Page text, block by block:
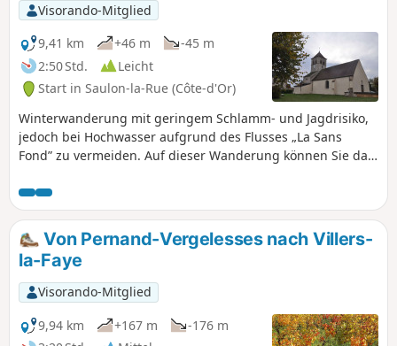
Visorando-Mitglied
9,41 km
+46 m
-45 m
2:50 Std.
Leicht
Start in Saulon-la-Rue (Côte-d'Or)
Winterwanderung mit geringem Schlamm- und Jagdrisiko,
jedoch bei Hochwasser aufgrund des Flusses „La Sans
Fond” zu vermeiden. Auf dieser Wanderung können Sie das
Chapelle mit ihren zwei Türmchen und einen Teil des
Flusses „La Sans Fond” mit der Mühle von Saulon-la-
Chapelle sehen. Problem mit Privatgrundstücken, Änderung
der Route wird derzeit geprüft.
Von Pernand-Vergelesses nach Villers-
la-Faye
Visorando-Mitglied
9,94 km
+167 m
-176 m